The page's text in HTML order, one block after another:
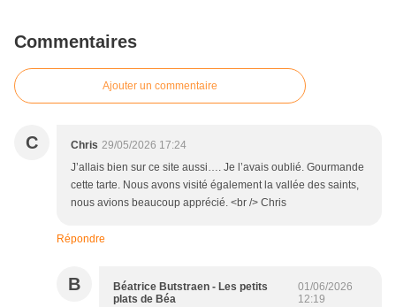
Commentaires
Ajouter un commentaire
C Chris 29/05/2026 17:24
J’allais bien sur ce site aussi…. Je l’avais oublié. Gourmande
cette tarte. Nous avons visité également la vallée des saints,
nous avions beaucoup apprécié. <br /> Chris
Répondre
B
Béatrice Butstraen - Les petits
plats de Béa
01/06/2026
12:19